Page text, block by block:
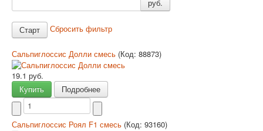
руб.
Сбросить фильтр
Сальпиглоссис Долли смесь (Код: 88873)
19.1 руб.
Купить
Подробнее
Сальпиглоссис Роял F1 смесь (Код: 93160)